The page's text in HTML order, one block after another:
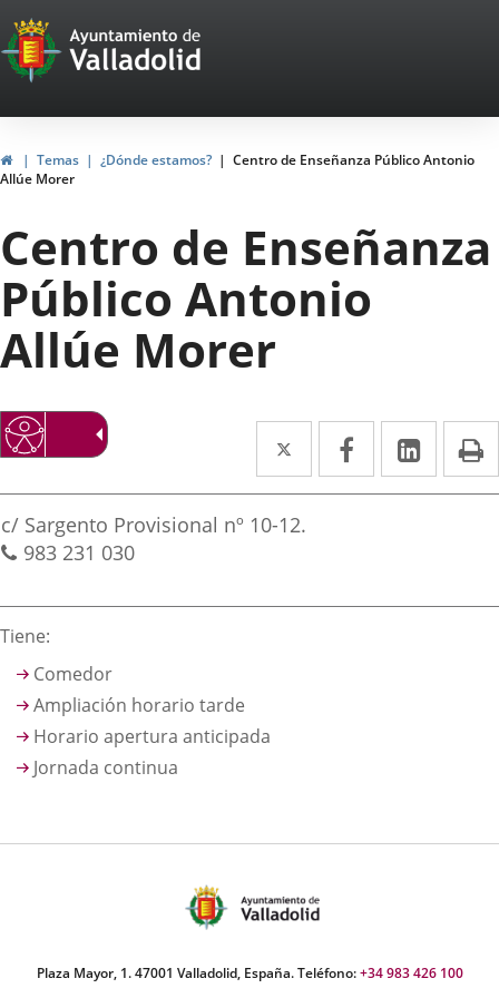
Portal
Web
del
Ayuntamiento
de
Valladolid
InicioTemas ¿Dónde estamos?
Centro de Enseñanza Público Antonio
Allúe Morer
Centro de Enseñanza
Público Antonio
Allúe Morer
Twitter
Enlace
a
una
Facebook
Enlace
a
Enlace
a
Adresse
postale
c/ Sargento Provisional nº 10-12.
Téléphones
983 231 030
Descripción
Tiene:
Comedor
Ampliación horario tarde
Horario apertura anticipada
Jornada continua
Plaza Mayor, 1. 47001 Valladolid, España. Teléfono:+34 983 426 100